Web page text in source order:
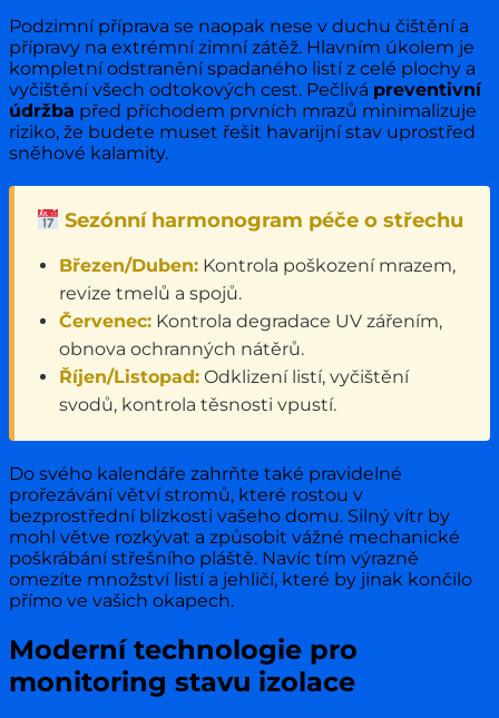
Podzimní příprava se naopak nese v duchu čištění a
přípravy na extrémní zimní zátěž. Hlavním úkolem je
kompletní odstranění spadaného listí z celé plochy a
vyčištění všech odtokových cest. Pečlivá preventivní
údržba před příchodem prvních mrazů minimalizuje
riziko, že budete muset řešit havarijní stav uprostřed
sněhové kalamity.
Sezónní harmonogram péče o střechu
Březen/Duben: Kontrola poškození mrazem,
revize tmelů a spojů.
Červenec: Kontrola degradace UV zářením,
obnova ochranných nátěrů.
Říjen/Listopad: Odklizení listí, vyčištění
svodů, kontrola těsnosti vpustí.
Do svého kalendáře zahrňte také pravidelné
prořezávání větví stromů, které rostou v
bezprostřední blízkosti vašeho domu. Silný vítr by
mohl větve rozkývat a způsobit vážné mechanické
poškrábání střešního pláště. Navíc tím výrazně
omezíte množství listí a jehličí, které by jinak končilo
přímo ve vašich okapech.
Moderní technologie pro
monitoring stavu izolace